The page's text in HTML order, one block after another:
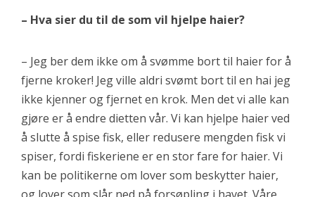
– Hva sier du til de som vil hjelpe haier?
– Jeg ber dem ikke om å svømme bort til haier for å
fjerne kroker! Jeg ville aldri svømt bort til en hai jeg
ikke kjenner og fjernet en krok. Men det vi alle kan
gjøre er å endre dietten vår. Vi kan hjelpe haier ved
å slutte å spise fisk, eller redusere mengden fisk vi
spiser, fordi fiskeriene er en stor fare for haier. Vi
kan be politikerne om lover som beskytter haier,